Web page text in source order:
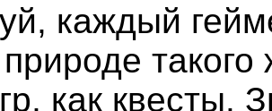
каждый
природе
как квесты.